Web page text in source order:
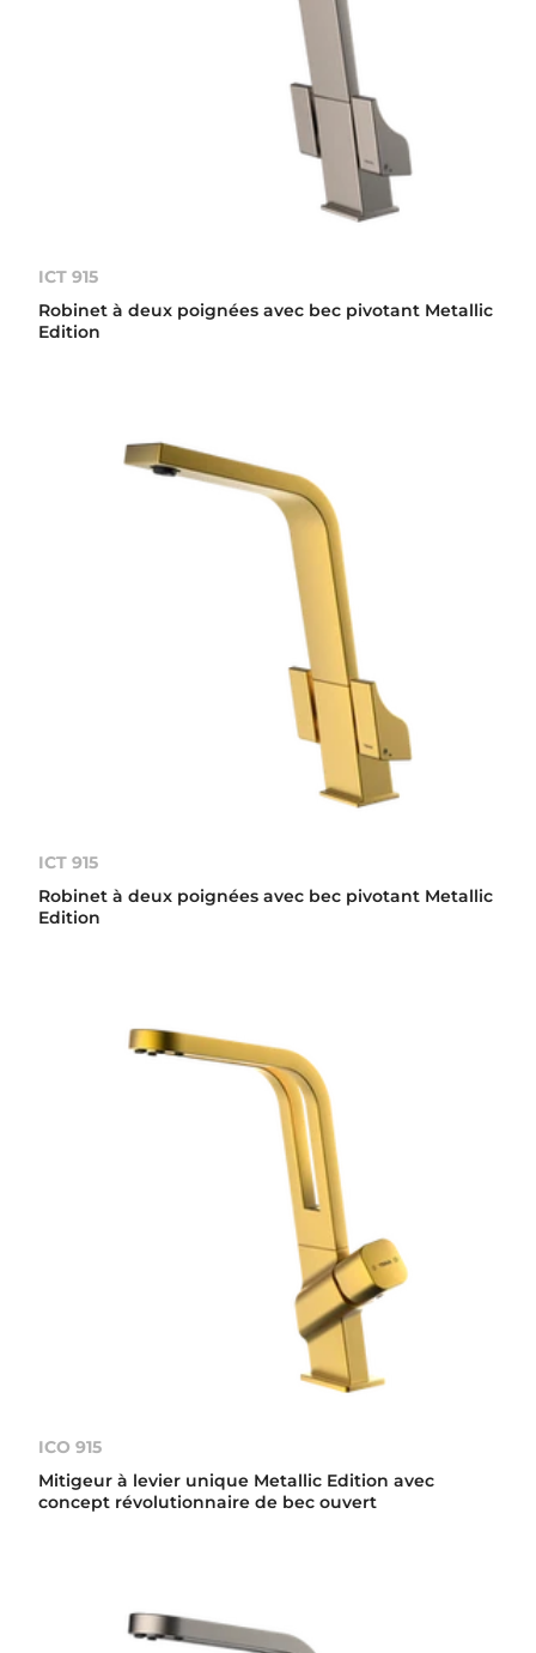
ICT 915
Robinet à deux poignées avec bec pivotant Metallic
Edition
ICT 915
Robinet à deux poignées avec bec pivotant Metallic
Edition
ICO 915
Mitigeur à levier unique Metallic Edition avec
concept révolutionnaire de bec ouvert